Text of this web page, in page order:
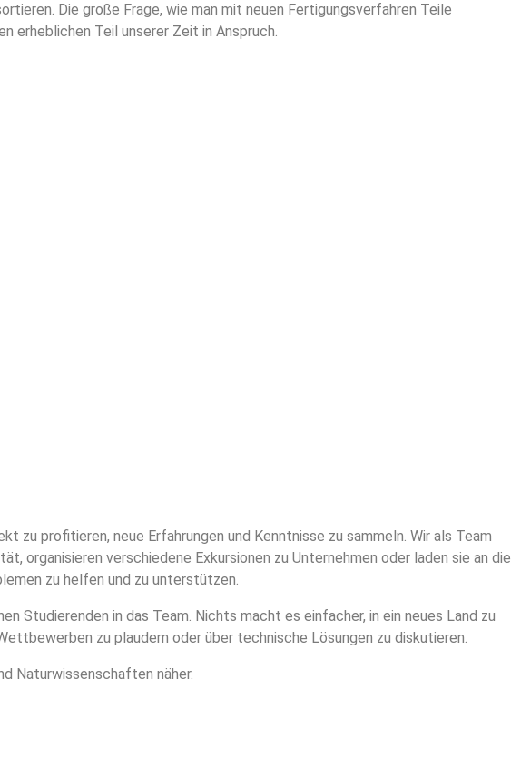
Die große Frage, wie man mit neuen Fertigungsverfahren Teile
erheblichen Teil unserer Zeit in Anspruch.
zu profitieren, neue Erfahrungen und Kenntnisse zu sammeln. Wir als Team
organisieren verschiedene Exkursionen zu Unternehmen oder laden sie an die
zu helfen und zu unterstützen.
Studierenden in das Team. Nichts macht es einfacher, in ein neues Land zu
zu plaudern oder über technische Lösungen zu diskutieren.
Naturwissenschaften näher.